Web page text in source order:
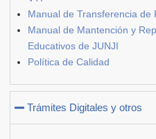
Manual de Transferencia de
Manual de Mantención y
Educativos de JUNJI
Política de Calidad
Trámites Digitales y otros